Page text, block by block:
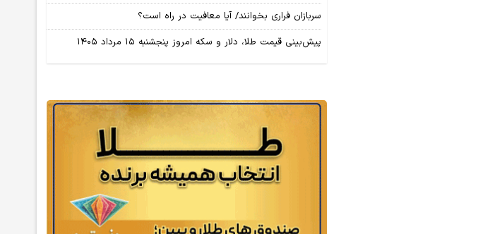
سربازان فراری بخوانند/ آیا معافیت در راه است؟
پیش‌بینی قیمت طلا، دلار و سکه امروز پنجشنبه ۱۵ مرداد ۱۴۰۵